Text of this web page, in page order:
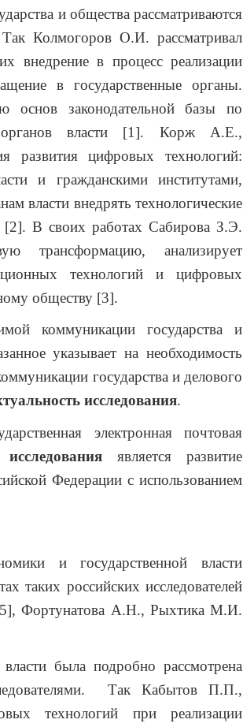
и общества рассматриваются
Колмогоров О.И. рассматривал
внедрение в процесс реализации
в государственные органы.
законодательной базы по
органов власти [1]. Корж А.Е.,
развития цифровых технологий:
и гражданскими институтами,
власти внедрять технологические
[2]. В своих работах Сабирова З.Э.
трансформацию, анализирует
технологий и цифровых
обществу [3].
коммуникации государства и
указывает на необходимость
государства и делового
исследования.
электронная почтовая
является развитие
Федерации с использованием
и государственной власти
таких российских исследователей
Фортунатова А.Н., Рыхтика М.И.
была подробно рассмотрена
Так Кабытов П.П.,
технологий при реализации